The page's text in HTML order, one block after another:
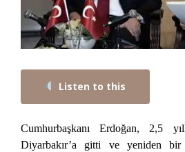
Listen to this
Cumhurbaşkanı Erdoğan, 2,5
Diyarbakır’a gitti ve yeniden bir